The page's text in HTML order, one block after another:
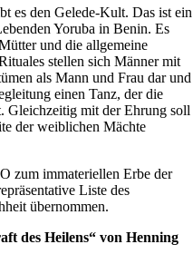
es den Gelede-Kult. Das ist ein
Yoruba in Benin. Es
und die allgemeine
stellen sich Männer mit
als Mann und Frau dar und
einen Tanz, der die
Gleichzeitig mit der Ehrung soll
der weiblichen Mächte
zum immateriellen Erbe der
Liste des
übernommen.
des Heilens“ von Henning